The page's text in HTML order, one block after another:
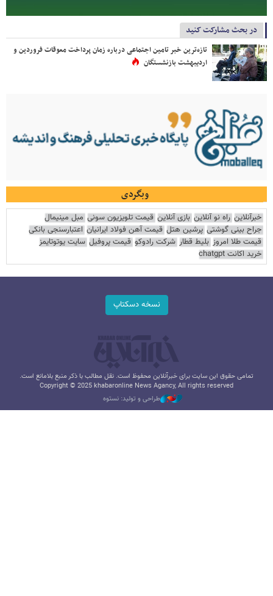
در بحث مشارکت کنید
تازه‌ترین خبر تامین اجتماعی درباره زمان پرداخت معوقات فروردین و
اردیبهشت بازنشستگان
وبگردی
خبرآنلاین راه نو آنلاین بازی آنلاین قیمت تلویزیون سونی مبل مینیمال
جراح بینی گوشتی پرشین هتل قیمت آهن فولاد ایرانیان اعتبارسنجی بانکی
قیمت طلا امروز بلیط قطار شرکت رادوکو قیمت پروفیل سایت یوتوتایمز
خرید اکانت chatgpt
نسخه دسکتاپ
تمامی حقوق این سایت برای خبرآنلاین محفوظ است. نقل مطالب با ذکر منبع بلامانع است.
Copyright © 2025 khabaronline News Agancy, All rights reserved
طراحی و تولید: نستوه